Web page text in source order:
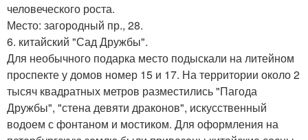
человеческого роста.
Место: загородный пр., 28.
6. китайский "Сад Дружбы".
Для необычного подарка место подыскали на литейном
проспекте у домов номер 15 и 17. На территории около 2
тысяч квадратных метров разместились "Пагода
Дружбы", "стена девяти драконов", искусственный
водоем с фонтаном и мостиком. Для оформления на